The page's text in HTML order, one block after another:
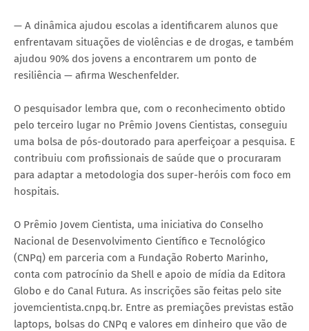
— A dinâmica ajudou escolas a identificarem alunos que
enfrentavam situações de violências e de drogas, e também
ajudou 90% dos jovens a encontrarem um ponto de
resiliência — afirma Weschenfelder.
O pesquisador lembra que, com o reconhecimento obtido
pelo terceiro lugar no Prêmio Jovens Cientistas, conseguiu
uma bolsa de pós-doutorado para aperfeiçoar a pesquisa. E
contribuiu com profissionais de saúde que o procuraram
para adaptar a metodologia dos super-heróis com foco em
hospitais.
O Prêmio Jovem Cientista, uma iniciativa do Conselho
Nacional de Desenvolvimento Científico e Tecnológico
(CNPq) em parceria com a Fundação Roberto Marinho,
conta com patrocínio da Shell e apoio de mídia da Editora
Globo e do Canal Futura. As inscrições são feitas pelo site
jovemcientista.cnpq.br. Entre as premiações previstas estão
laptops, bolsas do CNPq e valores em dinheiro que vão de